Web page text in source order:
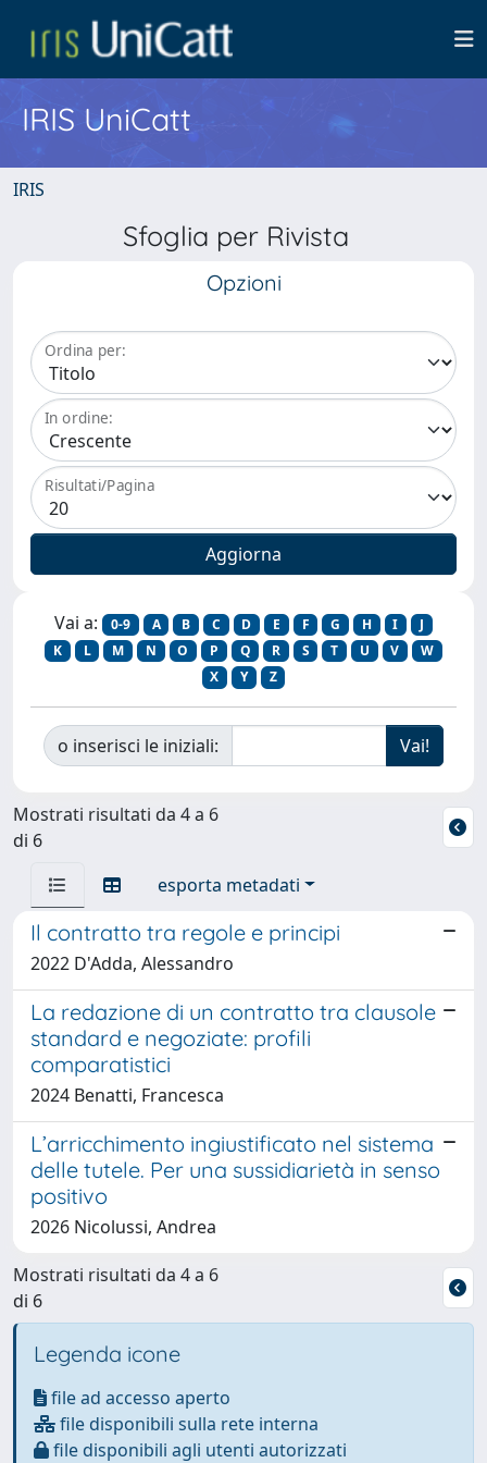
IRIS UniCatt
IRIS
Sfoglia per Rivista
Opzioni
Ordina per:
In ordine:
Risultati/Pagina
Vai a: 0-9 A B C D E F G H I
J
K
L M N O P Q R S T U V
W
X
Y Z
o inserisci le iniziali:
Mostrati risultati da 4 a 6
di 6
esporta metadati
Il contratto tra regole e principi
2022 D'Adda, Alessandro
La redazione di un contratto tra clausole
standard e negoziate: profili
comparatistici
2024 Benatti, Francesca
L’arricchimento ingiustificato nel sistema
delle tutele. Per una sussidiarietà in senso
positivo
2026 Nicolussi, Andrea
Mostrati risultati da 4 a 6
di 6
Legenda icone
file ad accesso aperto
file disponibili sulla rete interna
file disponibili agli utenti autorizzati